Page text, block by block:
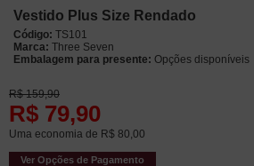
Vestido Plus Size Rendado
Código: TS101
Marca: Three Seven
Embalagem para presente: Opções disponíveis
R$159,90
R$ 79,90
Uma economia de R$ 80,00
Ver Opções de Pagamento